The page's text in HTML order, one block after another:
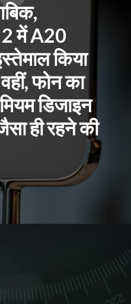
में A20
किया
फोन का
डिजाइन
ही रहने की